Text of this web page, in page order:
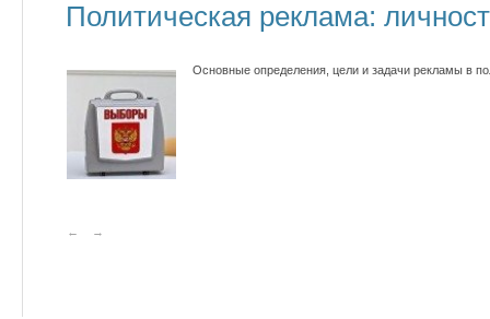
Политическая реклама:
Основные определения, цели и задачи рекламы в
← →